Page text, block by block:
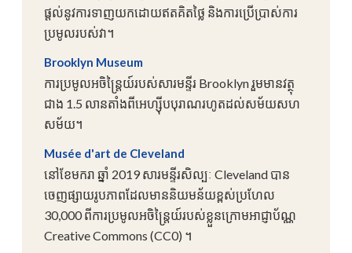
ផ្តល់នូវការទាញយកដោយឥតគិតថ្លៃ និងការប្រើប្រាស់ការ
ប្រមូលរបស់វា។
Brooklyn Museum
ការប្រមូលអចិន្ត្រៃយ៍របស់សារមន្ទីរ Brooklyn រួមមានវត្ថុ
ជាង 1.5 លានតាំងពីអេហ្ស៊ីបបុរាណរហូតដល់សម័យសហ
សម័យ។
Musée d'art de Cleveland
នៅខែមករា ឆ្នាំ 2019 សារមន្ទីរសិល្បៈ Cleveland បាន
ចេញផ្សាយរូបភាពដែលមាននិយមន័យខ្ពស់ប្រហែល
30,000 ពីការប្រមូលអចិន្ត្រៃយ៍របស់ខ្លួនក្រោមអាជ្ញាប័ណ្ណ
Creative Commons (CC0) ។